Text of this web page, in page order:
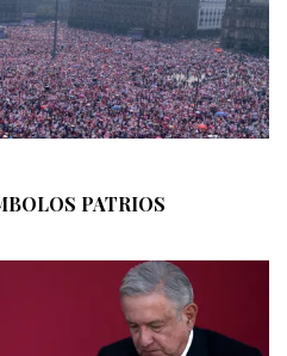
PATRIOS